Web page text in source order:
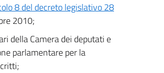
8 del decreto legislativo 28
2010;
della Camera dei deputati e
parlamentare per la